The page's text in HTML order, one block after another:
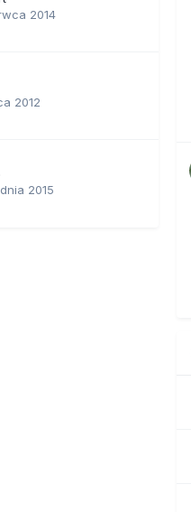
2014
2012
2015